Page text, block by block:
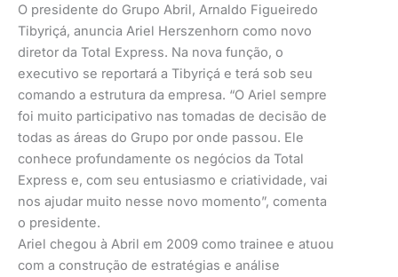
O presidente do Grupo Abril, Arnaldo Figueiredo
Tibyriçá, anuncia Ariel Herszenhorn como novo
diretor da Total Express. Na nova função, o
executivo se reportará a Tibyriçá e terá sob seu
comando a estrutura da empresa. “O Ariel sempre
foi muito participativo nas tomadas de decisão de
todas as áreas do Grupo por onde passou. Ele
conhece profundamente os negócios da Total
Express e, com seu entusiasmo e criatividade, vai
nos ajudar muito nesse novo momento”, comenta
o presidente.
Ariel chegou à Abril em 2009 como trainee e atuou
com a construção de estratégias e análise